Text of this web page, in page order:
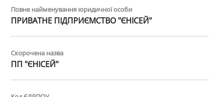
Повне найменування юридичної особи
ПРИВАТНЕ ПІДПРИЄМСТВО "ЄНІСЕЙ"
Скорочена назва
ПП "ЄНІСЕЙ"